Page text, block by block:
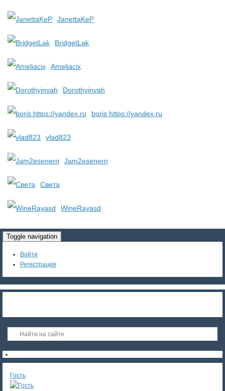
JanettaKeP
BridgetLak
Ameliacix
Dorothyinvah
boris https://yandex.ru
vlad823
Jam2esenern
Света
WineRayasd
Toggle navigation
Войти
Регистрация
Гость